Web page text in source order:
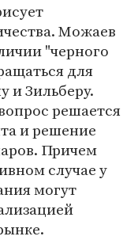
Можаев
"черного
для
и Зильберу.
решается
и решение
Причем
случае у
могут